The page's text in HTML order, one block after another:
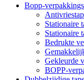
Bopp-
Stationaire
Stationaire
Bedrukte
Gekleurde
BOPP-